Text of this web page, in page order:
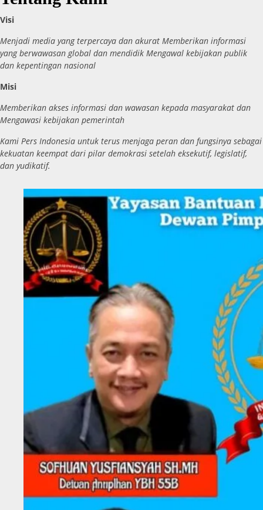
Visi
Menjadi media yang terpercaya dan akurat Memberikan informasi
yang berwawasan global dan mendidik Mengawal kebijakan publik
dan kepentingan nasional
Misi
Memberikan akses informasi dan wawasan kepada masyarakat dan
Mengawasi kebijakan pemerintah
Kami Pers Indonesia untuk terus menjaga peran dan fungsinya sebagai
kekuatan keempat dari pilar demokrasi setelah eksekutif, legislatif,
dan yudikatif.